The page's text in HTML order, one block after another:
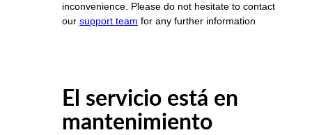
inconvenience. Please do not hesitate to contact
our support team for any further information
El servicio está en
mantenimiento